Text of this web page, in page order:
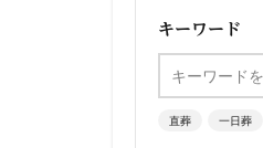
キーワード
直葬 一日葬